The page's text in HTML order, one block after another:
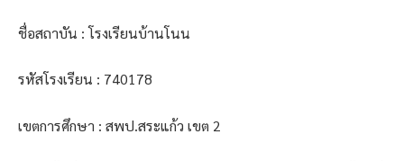
ชื่อสถาบัน : โรงเรียนบ้านโนน
รหัสโรงเรียน : 740178
เขตการศึกษา : สพป.สระแก้ว เขต 2